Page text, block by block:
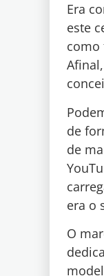
Era
este
como
de
de
era o
O